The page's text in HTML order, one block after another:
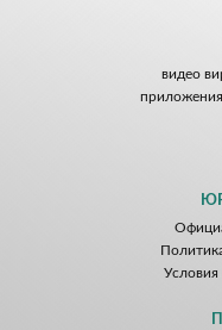
видео
Условия